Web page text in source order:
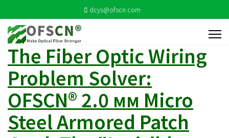
dcys@ofscn.com
The Fiber Optic Wiring
Problem Solver:
OFSCN® 2.0 мм Micro
Steel Armored Patch